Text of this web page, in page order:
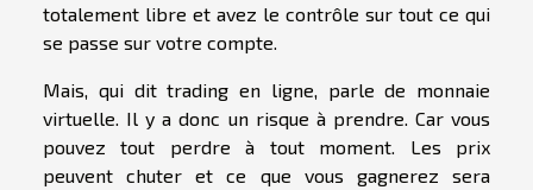
totalement libre et avez le contrôle sur tout ce qui
se passe sur votre compte.
Mais, qui dit trading en ligne, parle de monnaie
virtuelle. Il y a donc un risque à prendre. Car vous
pouvez tout perdre à tout moment. Les prix
peuvent chuter et ce que vous gagnerez sera